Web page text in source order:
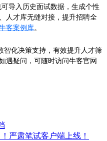
导入历史面试数据，生成个性
人才库无缝对接，提升招聘全
客案例库。
智化决策支持，有效提升人才筛
遇疑问，可随时访问牛客官网
严肃笔试客户端上线！